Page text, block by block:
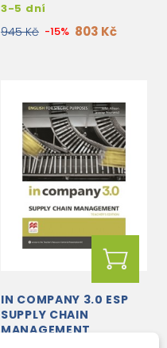
3-5 dní
945 Kč -15% 803 Kč
IN COMPANY 3.0 ESP
SUPPLY CHAIN
MANAGEMENT